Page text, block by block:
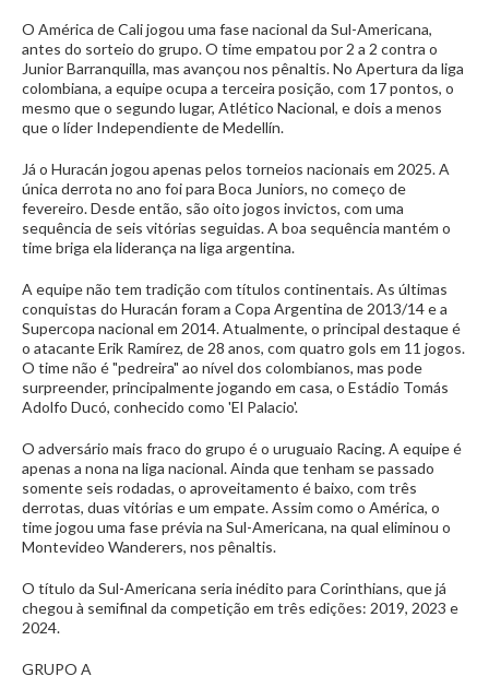
O América de Cali jogou uma fase nacional da Sul-Americana,
antes do sorteio do grupo. O time empatou por 2 a 2 contra o
Junior Barranquilla, mas avançou nos pênaltis. No Apertura da liga
colombiana, a equipe ocupa a terceira posição, com 17 pontos, o
mesmo que o segundo lugar, Atlético Nacional, e dois a menos
que o líder Independiente de Medellín.
Já o Huracán jogou apenas pelos torneios nacionais em 2025. A
única derrota no ano foi para Boca Juniors, no começo de
fevereiro. Desde então, são oito jogos invictos, com uma
sequência de seis vitórias seguidas. A boa sequência mantém o
time briga ela liderança na liga argentina.
A equipe não tem tradição com títulos continentais. As últimas
conquistas do Huracán foram a Copa Argentina de 2013/14 e a
Supercopa nacional em 2014. Atualmente, o principal destaque é
o atacante Erik Ramírez, de 28 anos, com quatro gols em 11 jogos.
O time não é "pedreira" ao nível dos colombianos, mas pode
surpreender, principalmente jogando em casa, o Estádio Tomás
Adolfo Ducó, conhecido como 'El Palacio'.
O adversário mais fraco do grupo é o uruguaio Racing. A equipe é
apenas a nona na liga nacional. Ainda que tenham se passado
somente seis rodadas, o aproveitamento é baixo, com três
derrotas, duas vitórias e um empate. Assim como o América, o
time jogou uma fase prévia na Sul-Americana, na qual eliminou o
Montevideo Wanderers, nos pênaltis.
O título da Sul-Americana seria inédito para Corinthians, que já
chegou à semifinal da competição em três edições: 2019, 2023 e
2024.
GRUPO A